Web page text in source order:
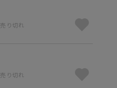
売り切れ
売り切れ